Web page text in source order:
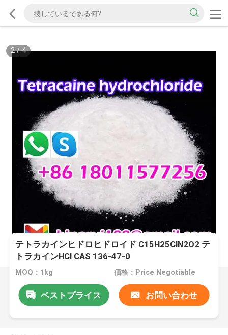
2/4
テトラカインヒドロヒドロイド C15H25ClN2O2 テ
トラカインHCl CAS 136-47-0
MOQ：1kg 価格：Price Negotiable
ベストプライス お問い合わせ